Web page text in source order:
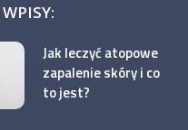
Jak leczyć atopowe
zapalenie skóry i co
to jest?